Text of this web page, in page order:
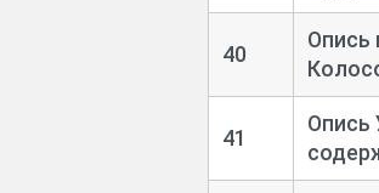
40
Опись
41
Опись